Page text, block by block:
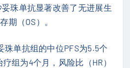
珠单抗显著改善了无进展生
期（OS）。
珠单抗组的中位PFS为5.5个
组为4个月，风险比（HR）